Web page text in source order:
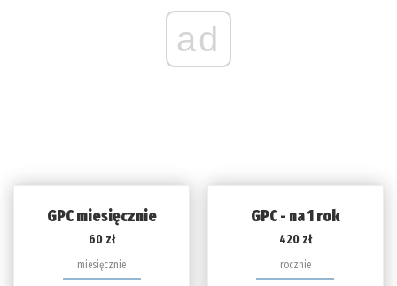
ad
GPC miesięcznie
60 zł
miesięcznie
GPC - na 1 rok
420 zł
rocznie